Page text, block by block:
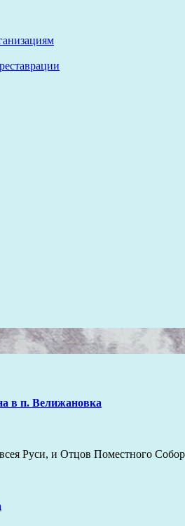
в п. Велижановка
всея Руси, и Отцов Поместного